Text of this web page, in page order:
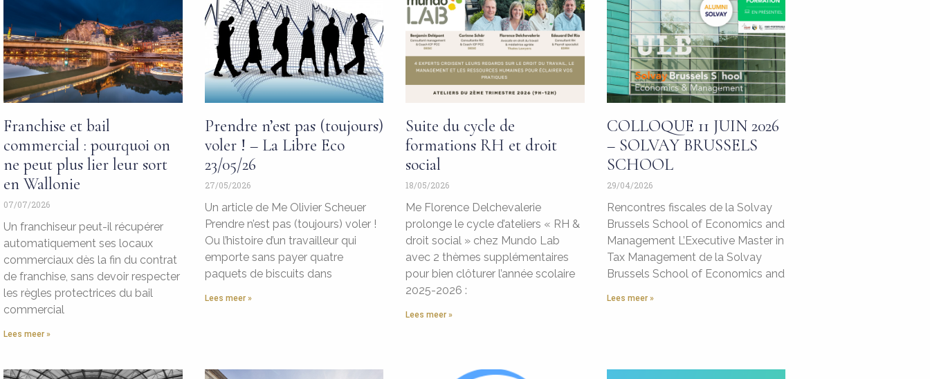
Franchise et bail
commercial : pourquoi on
ne peut plus lier leur sort
en Wallonie
07/07/2026
Un franchiseur peut-il récupérer
automatiquement ses locaux
commerciaux dès la fin du contrat
de franchise, sans devoir respecter
les règles protectrices du bail
commercial
Lees meer »
Prendre n’est pas (toujours)
voler ! – La Libre Eco
23/05/26
27/05/2026
Un article de Me Olivier Scheuer
Prendre n’est pas (toujours) voler !
Ou l’histoire d’un travailleur qui
emporte sans payer quatre
paquets de biscuits dans
Lees meer »
Suite du cycle de
formations RH et droit
social
18/05/2026
Me Florence Delchevalerie
prolonge le cycle d’ateliers « RH &
droit social » chez Mundo Lab
avec 2 thèmes supplémentaires
pour bien clôturer l’année scolaire
2025-2026 :
Lees meer »
COLLOQUE 11 JUIN 2026
– SOLVAY BRUSSELS
SCHOOL
29/04/2026
Rencontres fiscales de la Solvay
Brussels School of Economics and
Management L’Executive Master in
Tax Management de la Solvay
Brussels School of Economics and
Lees meer »